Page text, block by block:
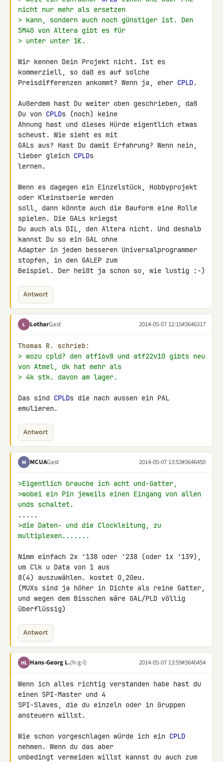
nicht nur mehr als ersetzen
> kann, sondern auch noch günstiger ist. Den
5M40 von Altera gibt es für
> unter unter 1€.
Wir kennen Dein Projekt nicht. Ist es
kommerziell, so daß es auf solche
Preisdifferenzen ankommt? Wenn ja, eher CPLD.
Außerdem hast Du weiter oben geschrieben, daß
Du von CPLDs (noch) keine
Ahnung hast und dieses Hürde eigentlich etwas
scheust. Wie sieht es mit
GALs aus? Hast Du damit Erfahrung? Wenn nein,
lieber gleich CPLDs
lernen.
Wenn es dagegen ein Einzelstück, Hobbyprojekt
oder Kleinstserie werden
soll, dann könnte auch die Bauform eine Rolle
spielen. Die GALs kriegst
Du auch als DIL, den Altera nicht. Und deshalb
kannst Du so ein GAL ohne
Adapter in jeden besseren Universalprogrammer
stopfen, in den GALEP zum
Beispiel. Der heißt ja schon so, wie lustig :-)
Antwort
L LotharGast 2014-05-07 12:15#3646317
Thomas R. schrieb:
> wozu cpld? den atf16v8 und atf22v10 gibts neu
von Atmel, dk hat mehr als
> 4k stk. davon am lager.
Das sind CPLDs die nach aussen ein PAL
emulieren.
Antwort
M MCUAGast 2014-05-07 13:53#3646450
>Eigentlich brauche ich acht und-Gatter,
>wobei ein Pin jeweils einen Eingang von allen
unds schaltet.
>die Daten- und die Clockleitung, zu
multiplexen.......
Nimm einfach 2x '138 oder '238 (oder 1x '139),
um Clk u Data von 1 aus
8(4) auszuwählen. kostet 0,20eu.
(MUXs sind ja höher in Dichte als reine Gatter,
und wegen dem Bisschen wäre GAL/PLD völlig
überflüssig)
Antwort
HL Hans-Georg L.(h-g-l) 2014-05-07 13:59#3646454
Wenn ich alles richtig verstanden habe hast du
einen SPI-Master und 4
SPI-Slaves, die du einzeln oder in Gruppen
ansteuern willst.
Wie schon vorgeschlagen würde ich ein CPLD
nehmen. Wenn du das aber
unbedingt vermeiden willst kannst du auch zum